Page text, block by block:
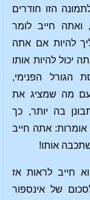
הזו חודרים
ואתה חייב לומר
להיות אם אתה
להיות אותו
הפנימי,
מה שמציג את
בה יותר, כך
אומרות: אתה חייב
אותו!
חייב לראות אז
של אינספור